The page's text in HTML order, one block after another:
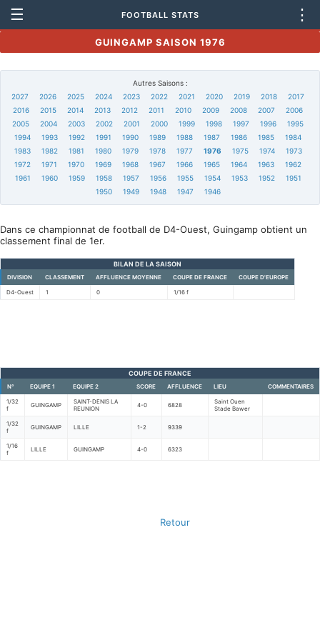
☰ FOOTBALL STATS ⋮
GUINGAMP SAISON 1976
Autres Saisons :
2027
2026 2025 2024 2023 2022 2021 2020 2019 2018
2017
2016
2015 2014 2013 2012 2011 2010 2009 2008 2007
2006
2005
2004 2003 2002 2001 2000 1999 1998 1997 1996
1995
1994
1993 1992 1991 1990 1989 1988 1987 1986 1985
1984
1983
1982 1981 1980 1979 1978 1977 1976 1975 1974
1973
1972
1971 1970 1969 1968 1967 1966 1965 1964 1963
1962
1961
1960 1959 1958 1957 1956 1955 1954 1953 1952
1951
1950
1949 1948 1947 1946
Dans ce championnat de football de D4-Ouest, Guingamp obtient un
classement final de 1er.
BILAN DE LA SAISON
DIVISION CLASSEMENT AFFLUENCE MOYENNE COUPE DE FRANCE COUPE D'EUROPE
D4-Ouest 1 0 1/16 f
COUPE DE FRANCE
N° EQUIPE 1 EQUIPE 2 SCORE AFFLUENCE LIEU COMMENTAIRES
1/32
f
GUINGAMP
SAINT-DENIS LA
REUNION
4-0 6828
Saint Ouen
Stade Bawer
1/32
f
GUINGAMP LILLE 1-2 9339
1/16
f
LILLE GUINGAMP 4-0 6323
Retour